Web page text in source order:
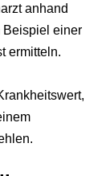
anhand
Beispiel einer
ermitteln.